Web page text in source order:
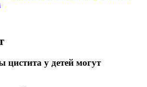
цистита у детей могут